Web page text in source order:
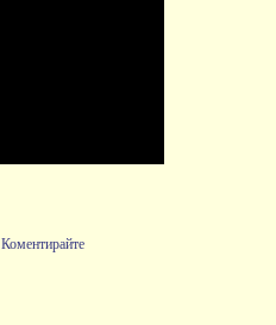
Коментирайте